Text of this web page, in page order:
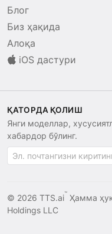
Блог
Биз ҳақида
Алоқа
iOS дастури
ҚАТОРДА ҚОЛИШ
Янги моделлар,
хабардор бўлинг.
© 2026 TTS.ai™ Ҳамма
Holdings LLC